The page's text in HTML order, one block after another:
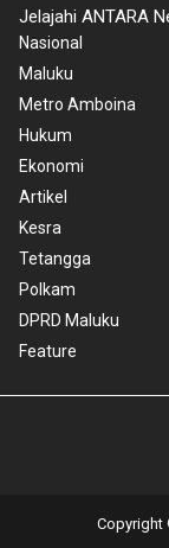
Jelajahi ANTARA
Nasional
Maluku
Metro Amboina
Hukum
Ekonomi
Artikel
Kesra
Tetangga
Polkam
DPRD Maluku
Feature
Copyright